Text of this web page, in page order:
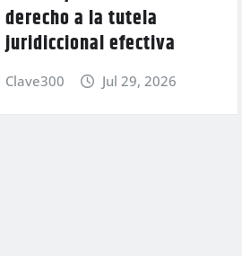
derecho a la tutela
juridiccional efectiva
Clave300 Jul 29, 2026